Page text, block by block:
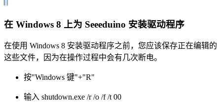
在 Windows 8 上为 Seeeduino 安装驱动程序
在使用 Windows 8 安装驱动程序之前，您应该保存正在编辑的
这些文件，因为在操作过程中会有几次断电。
按"Windows 键"+"R"
输入 shutdown.exe /r /o /f /t 00